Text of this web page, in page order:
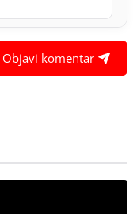
Objavi komentar